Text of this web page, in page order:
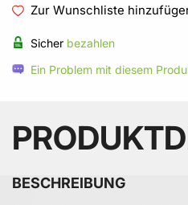
Zur Wunschliste
Sicher bezahlen
Ein Problem mit diesem
BESCHREIBUNG